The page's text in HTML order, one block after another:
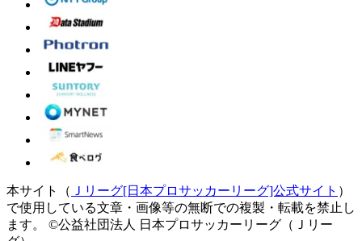
本サイト（ Ｊリーグ[日本プロサッカーリーグ]公式サイト ）
で使用している文章・画像等の無断での複製・転載を禁止し
ます。
©公益社団法人 日本プロサッカーリーグ（Ｊリー